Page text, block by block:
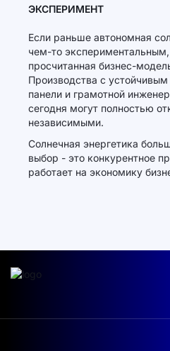
ЭКСПЕРИМЕНТ
Если раньше автономная
чем-то экспериментальным,
просчитанная бизнес-
Производства с
панели и грамотной
сегодня могут полностью
независимыми.
Солнечная энергетика
выбор - это конкурентное
работает на экономику